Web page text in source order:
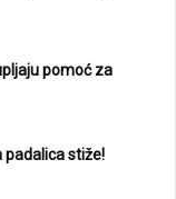
pomoć za
padalica stiže!